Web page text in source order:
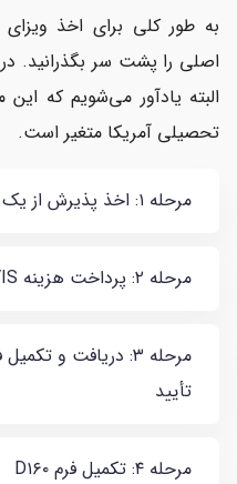
البته یادآور می‌شویم که
تحصیلی آمریکا متغیر است.
مرحله ۱: اخذ پذیرش از یک دانشگاه مورد تأیید SEVP
مرحله ۲: پرداخت هزینه SEVIS یا فرم I-۹۰۱
تأیید
مرحله ۴: تکمیل فرم D۱۶۰